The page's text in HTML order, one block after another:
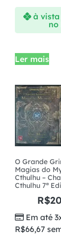
à vista
no
Ler mais
O Grande
Magias do
Cthulhu –
Cthulhu 7ª
R$
Em até
R$66,67